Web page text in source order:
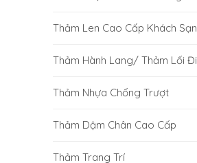
Thảm Len Cao Cấp Khách Sạn
Thảm Hành Lang/ Thảm Lối Đi
Thảm Nhựa Chống Trượt
Thảm Dậm Chân Cao Cấp
Thảm Trang Trí